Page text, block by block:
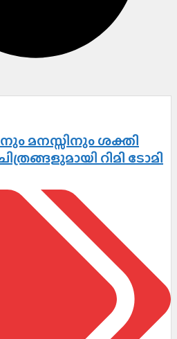
മനസ്സിനും ശക്തി
വർക്കൗട്ട് ചിത്രങ്ങളുമായി റിമി ടോമി